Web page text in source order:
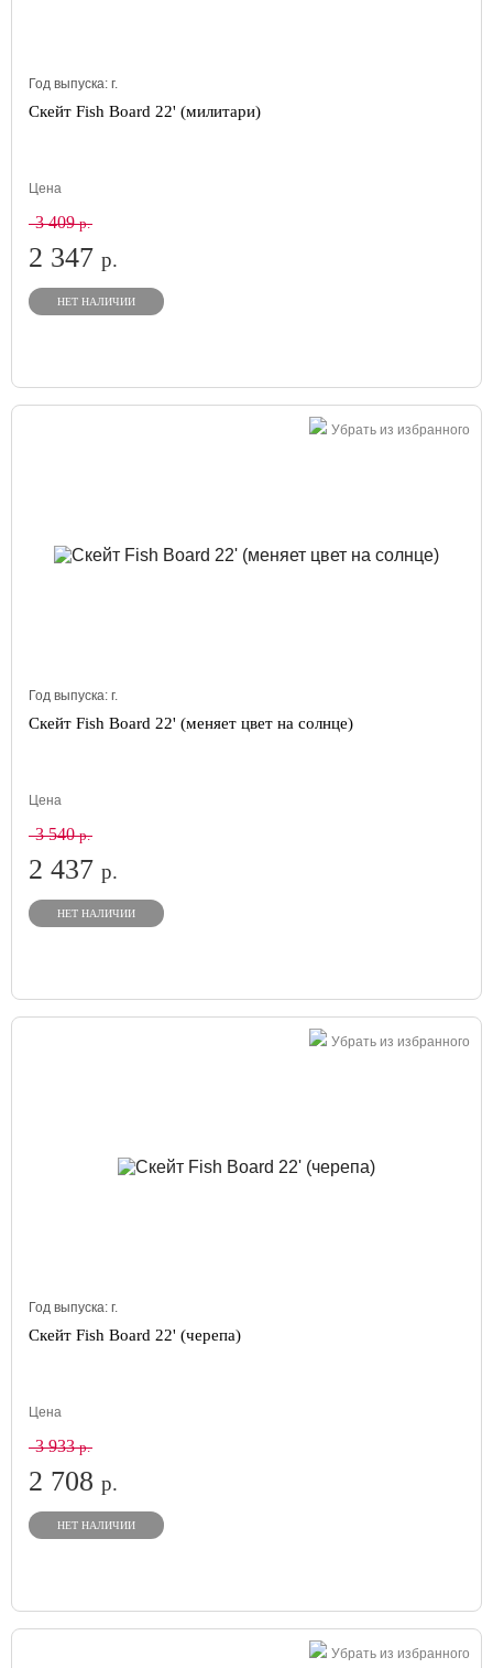
Год выпуска: г.
Скейт Fish Board 22' (милитари)
Цена
3 409р.
2 347 р.
НЕТ НАЛИЧИИ
Убрать из избранного
Год выпуска: г.
Скейт Fish Board 22' (меняет цвет на солнце)
Цена
3 540р.
2 437 р.
НЕТ НАЛИЧИИ
Убрать из избранного
Год выпуска: г.
Скейт Fish Board 22' (черепа)
Цена
3 933р.
2 708 р.
НЕТ НАЛИЧИИ
Убрать из избранного